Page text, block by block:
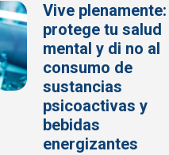
Vive plenamente:
protege tu salud
mental y di no al
consumo de
sustancias
psicoactivas y
bebidas
energizantes